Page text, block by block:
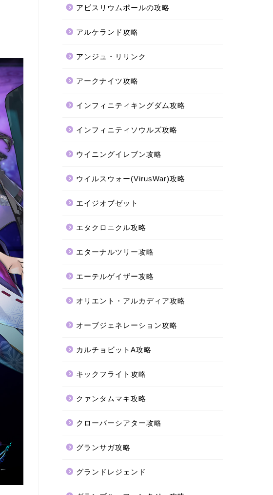
アビスリウムポールの攻略
アルケランド攻略
アンジュ・リリンク
アークナイツ攻略
インフィニティキングダム攻略
インフィニティソウルズ攻略
ウイニングイレブン攻略
ウイルスウォー(VirusWar)攻略
エイジオブゼット
エタクロニクル攻略
エターナルツリー攻略
エーテルゲイザー攻略
オリエント・アルカディア攻略
オーブジェネレーション攻略
カルチョビットA攻略
キックフライト攻略
クァンタムマキ攻略
クローバーシアター攻略
グランサガ攻略
グランドレジェンド